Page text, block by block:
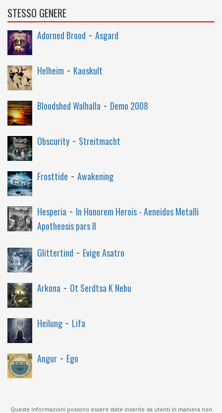
STESSO GENERE
Adorned Brood - Asgard
Helheim - Kaoskult
Bloodshed Walhalla - Demo 2008
Obscurity - Streitmacht
Frosttide - Awakening
Hesperia - In Honorem Herois - Aeneidos Metalli
Apotheosis pars II
Glittertind - Evige Asatro
Arkona - Ot Serdtsa K Nebu
Heilung - Lifa
Angur - Ego
Queste informazioni possono essere state inserite da utenti in maniera non